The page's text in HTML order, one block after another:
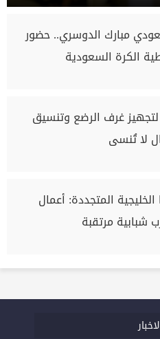
مبارك الدوسري.. حضور
الكرة السعودية
لتجهيز غرف الرضع وتنسيق
لا تُنسى
المتجددة: أعمال
شبابية مرتقبة